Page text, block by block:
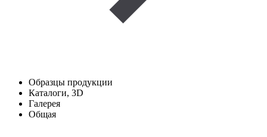
Образцы продукции
Каталоги, 3D
Галерея
Общая